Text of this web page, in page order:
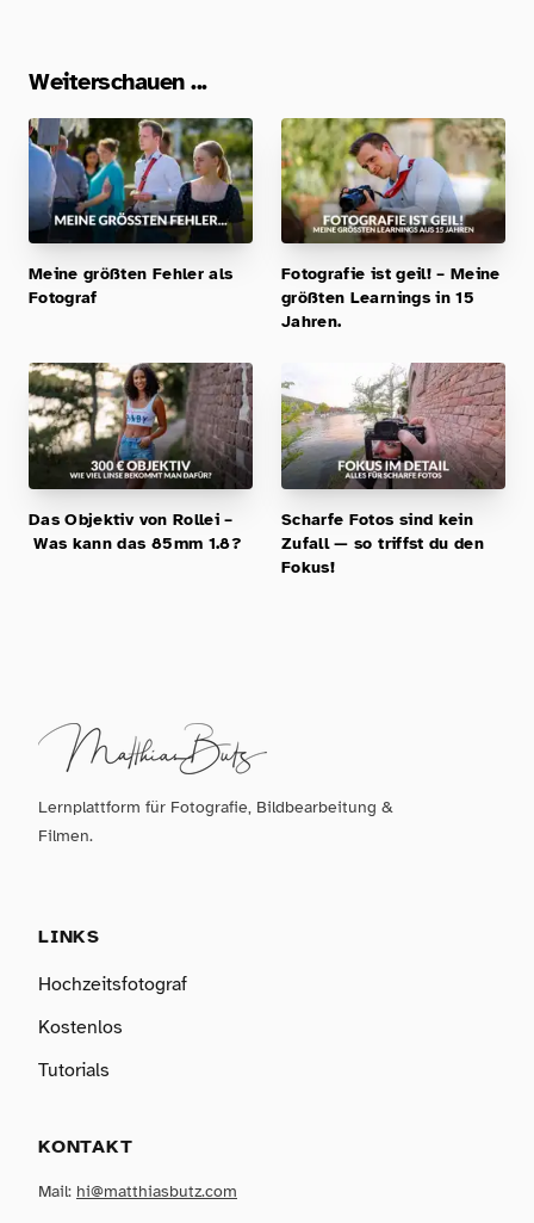
Weiterschauen ...
Meine größten Fehler als
Fotograf
Fotografie ist geil! – Meine
größten Learnings in 15
Jahren.
Das Objektiv von Rollei –
Was kann das 85mm 1.8?
Scharfe Fotos sind kein
Zufall — so triffst du den
Fokus!
Lernplattform für Fotografie, Bildbearbeitung &
Filmen.
LINKS
Hochzeitsfotograf
Kostenlos
Tutorials
KONTAKT
Mail: hi@matthiasbutz.com